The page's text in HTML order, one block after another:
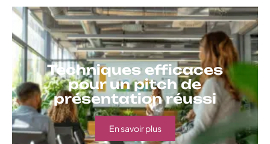
Techniques efficaces
pour un pitch de
présentation réussi
En savoir plus